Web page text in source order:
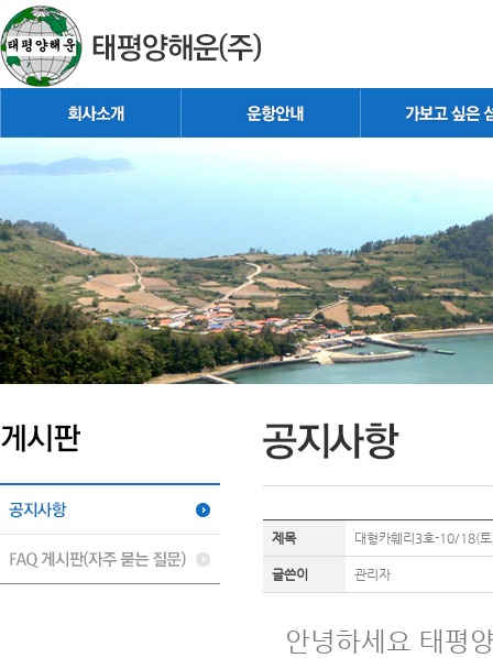
제목 대형카훼리3호-10/18(
글쓴이 관리자
안녕하세요 태평